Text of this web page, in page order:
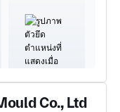
Co., Ltd